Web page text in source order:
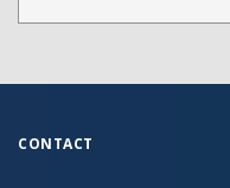
CONTACT